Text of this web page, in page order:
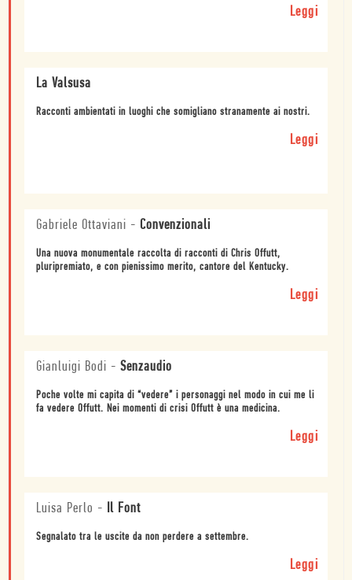
Leggi
La Valsusa
Racconti ambientati in luoghi che somigliano stranamente ai nostri.
Leggi
Gabriele Ottaviani - Convenzionali
Una nuova monumentale raccolta di racconti di Chris Offutt,
pluripremiato, e con pienissimo merito, cantore del Kentucky.
Leggi
Gianluigi Bodi - Senzaudio
Poche volte mi capita di “vedere” i personaggi nel modo in cui me li
fa vedere Offutt. Nei momenti di crisi Offutt è una medicina.
Leggi
Luisa Perlo - Il Font
Segnalato tra le uscite da non perdere a settembre.
Leggi